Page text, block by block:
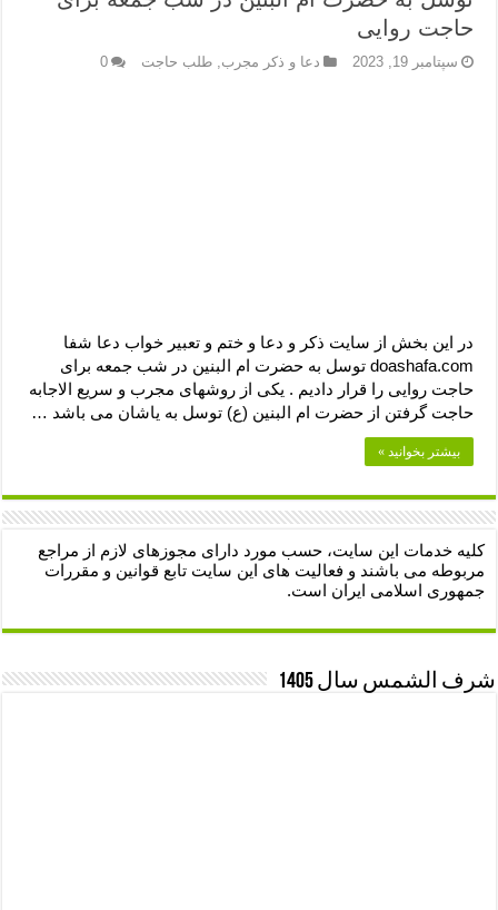
دعای رفع فقر و طلب رزق و روزی – آیه‌ جلب ثروت و برکت مال
لا حول ولا قوة الا بالله برای چشم زخم – دعای چشم زخم ماشاالله
حاجت روایی
سپتامبر 19, 2023 دعا و ذکر مجرب ,طلب حاجت 0
در این بخش از سایت ذکر و دعا و ختم و تعبیر خواب دعا شفا
doashafa.com توسل به حضرت ام البنین در شب جمعه برای
حاجت روایی را قرار دادیم . یکی از روشهای مجرب و سریع الاجابه
حاجت گرفتن از حضرت ام البنین (ع) توسل به یاشان می باشد …
بیشتر بخوانید »
کلیه خدمات این سایت، حسب مورد دارای مجوزهای لازم از مراجع
مربوطه می باشند و فعالیت های این سایت تابع قوانین و مقررات
جمهوری اسلامی ایران است.
شرف الشمس سال 1405